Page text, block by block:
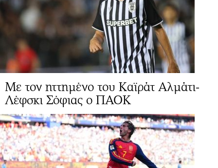
Με τον ηττημένο του Καϊράτ Αλμάτι-
Λέφσκι Σόφιας ο ΠΑΟΚ